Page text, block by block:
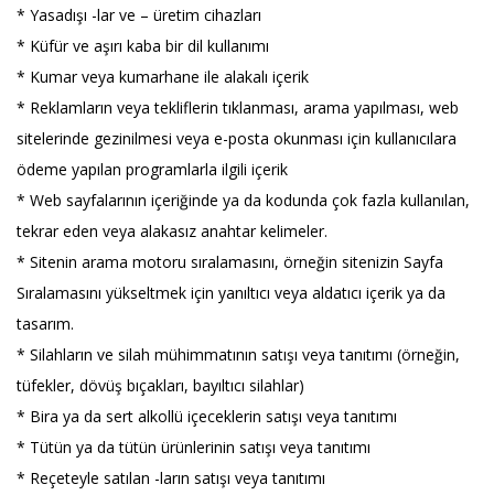
* Yasadışı -lar ve – üretim cihazları
* Küfür ve aşırı kaba bir dil kullanımı
* Kumar veya kumarhane ile alakalı içerik
* Reklamların veya tekliflerin tıklanması, arama yapılması, web
sitelerinde gezinilmesi veya e-posta okunması için kullanıcılara
ödeme yapılan programlarla ilgili içerik
* Web sayfalarının içeriğinde ya da kodunda çok fazla kullanılan,
tekrar eden veya alakasız anahtar kelimeler.
* Sitenin arama motoru sıralamasını, örneğin sitenizin Sayfa
Sıralamasını yükseltmek için yanıltıcı veya aldatıcı içerik ya da
tasarım.
* Silahların ve silah mühimmatının satışı veya tanıtımı (örneğin,
tüfekler, dövüş bıçakları, bayıltıcı silahlar)
* Bira ya da sert alkollü içeceklerin satışı veya tanıtımı
* Tütün ya da tütün ürünlerinin satışı veya tanıtımı
* Reçeteyle satılan -ların satışı veya tanıtımı